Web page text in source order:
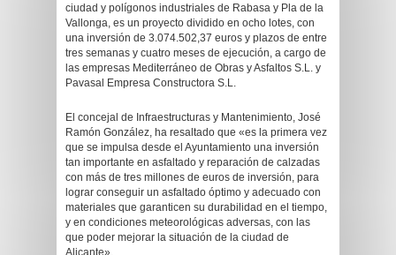
ciudad y polígonos industriales de Rabasa y Pla de la
Vallonga, es un proyecto dividido en ocho lotes, con
una inversión de 3.074.502,37 euros y plazos de entre
tres semanas y cuatro meses de ejecución, a cargo de
las empresas Mediterráneo de Obras y Asfaltos S.L. y
Pavasal Empresa Constructora S.L.
El concejal de Infraestructuras y Mantenimiento, José
Ramón González, ha resaltado que «es la primera vez
que se impulsa desde el Ayuntamiento una inversión
tan importante en asfaltado y reparación de calzadas
con más de tres millones de euros de inversión, para
lograr conseguir un asfaltado óptimo y adecuado con
materiales que garanticen su durabilidad en el tiempo,
y en condiciones meteorológicas adversas, con las
que poder mejorar la situación de la ciudad de
Alicante».